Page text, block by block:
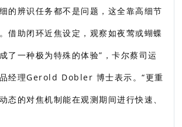
的辨识任务都不是问题，这全靠高细节
借助闭环近焦设定，观察如夜莺或蝴蝶
了一种极为特殊的体验”，卡尔蔡司运
经理Gerold Dobler 博士表示。“更重
态的对焦机制能在观测期间进行快速、